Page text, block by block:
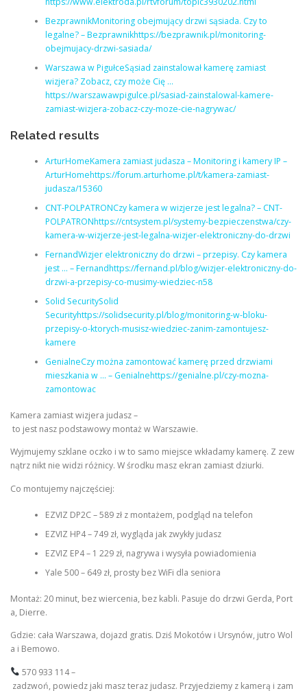
BezprawnikMonitoring obejmujący drzwi sąsiada. Czy to
legalne? – Bezprawnikhttps://bezprawnik.pl/monitoring-
obejmujacy-drzwi-sasiada/
Warszawa w PigułceSąsiad zainstalował kamerę zamiast
wizjera? Zobacz, czy może Cię …
https://warszawawpigulce.pl/sasiad-zainstalowal-kamere-
zamiast-wizjera-zobacz-czy-moze-cie-nagrywac/
Related results
ArturHomeKamera zamiast judasza – Monitoring i kamery IP –
ArturHomehttps://forum.arturhome.pl/t/kamera-zamiast-
judasza/15360
CNT-POLPATRONCzy kamera w wizjerze jest legalna? – CNT-
POLPATRONhttps://cntsystem.pl/systemy-bezpieczenstwa/czy-
kamera-w-wizjerze-jest-legalna-wizjer-elektroniczny-do-drzwi
FernandWizjer elektroniczny do drzwi – przepisy. Czy kamera
jest … – Fernandhttps://fernand.pl/blog/wizjer-elektroniczny-do-
drzwi-a-przepisy-co-musimy-wiedziec-n58
Solid SecuritySolid
Securityhttps://solidsecurity.pl/blog/monitoring-w-bloku-
przepisy-o-ktorych-musisz-wiedziec-zanim-zamontujesz-
kamere
GenialneCzy można zamontować kamerę przed drzwiami
mieszkania w … – Genialnehttps://genialne.pl/czy-mozna-
zamontowac
Kamera zamiast wizjera judasz –
to jest nasz podstawowy montaż w Warszawie.
Wyjmujemy szklane oczko i w to samo miejsce wkładamy kamerę. Z zew
nątrz nikt nie widzi różnicy. W środku masz ekran zamiast dziurki.
Co montujemy najczęściej:
EZVIZ DP2C – 589 zł z montażem, podgląd na telefon
EZVIZ HP4 – 749 zł, wygląda jak zwykły judasz
EZVIZ EP4 – 1 229 zł, nagrywa i wysyła powiadomienia
Yale 500 – 649 zł, prosty bez WiFi dla seniora
Montaż: 20 minut, bez wiercenia, bez kabli. Pasuje do drzwi Gerda, Port
a, Dierre.
Gdzie: cała Warszawa, dojazd gratis. Dziś Mokotów i Ursynów, jutro Wol
a i Bemowo.
570 933 114 –
zadzwoń, powiedz jaki masz teraz judasz. Przyjedziemy z kamerą i zam